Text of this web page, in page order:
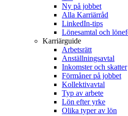
Ny på jobbet
Alla Karriärråd
LinkedIn-tips
Lönesamtal och
Karriärguide
Arbetsrätt
Anställningsavtal
Inkomster och skatter
Förmåner på jobbet
Kollektivavtal
Typ av arbete
Lön efter yrke
Olika typer av lön